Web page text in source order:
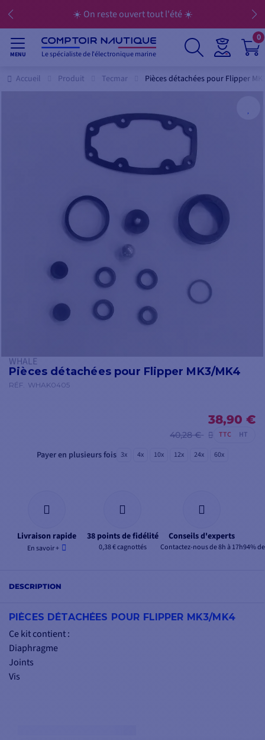
☀️ On reste ouvert tout l'été ☀️
MENU Le spécialiste de l'électronique marine
0
Accueil Produit Tecmar Pièces détachées pour Flipper
WHALE
Pièces détachées pour Flipper MK3/MK4
RÉF. WHAK0405
38,90 €
40,28 € TTC HT
Payer en plusieurs fois 3x 4x 10x 12x 24x 60x
Livraison rapide
En savoir +
38 points de fidélité
0,38 € cagnottés
Conseils d'experts
Contactez-nous de 8h à 17h94%
DESCRIPTION
PIÈCES DÉTACHÉES POUR FLIPPER MK3/MK4
Ce kit contient :
Diaphragme
Joints
Vis